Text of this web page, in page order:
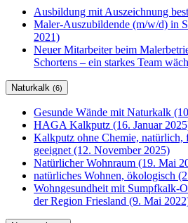
Ausbildung mit Auszeichnung
Maler-Auszubildende (m/w/d) in
2021)
Neuer Mitarbeiter beim
Schortens – ein starkes Team
Naturkalk (6)
Gesunde Wände mit Naturkalk
HAGA Kalkputz (16. Januar
Kalkputz ohne Chemie, natürlich,
geeignet (12. November 2025)
Natürlicher Wohnraum (19. Mai
natürliches Wohnen, ökologisch
Wohngesundheit mit Sumpfkalk-
der Region Friesland (9. Mai